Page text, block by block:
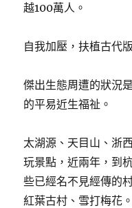
越100萬人。
自我加壓，扶植古代
傑出生態周遭的狀況
的平易近生福祉。
太湖源、天目山、浙
玩景點，近兩年，到
些已經名不見經傳的
紅葉古村、雪打梅花。